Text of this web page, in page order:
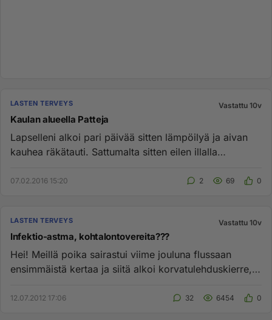
LASTEN TERVEYS Vastattu 10v
Kaulan alueella Patteja
Lapselleni alkoi pari päivää sitten lämpöilyä ja aivan
kauhea räkätauti. Sattumalta sitten eilen illalla
07.02.2016 15:20 2 69 0
LASTEN TERVEYS Vastattu 10v
Infektio-astma, kohtalontovereita???
Hei! Meillä poika sairastui viime jouluna flussaan
ensimmäistä kertaa ja siitä alkoi korvatulehduskierre,
12.07.2012 17:06 32 6454 0